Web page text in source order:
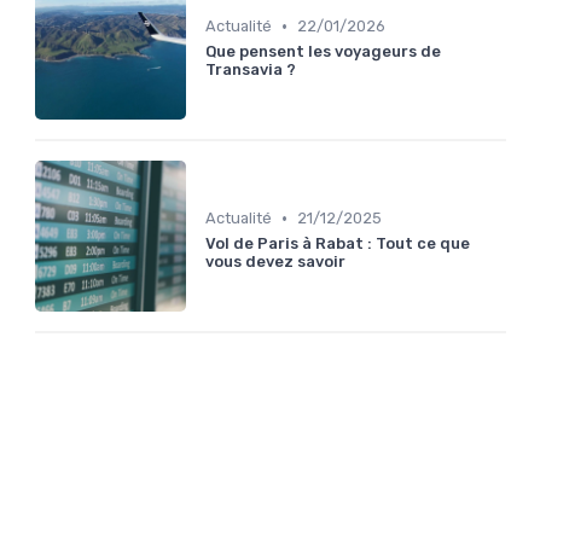
Actualité •
22/01/2026
Que pensent les voyageurs de
Transavia ?
Actualité •
21/12/2025
Vol de Paris à Rabat : Tout ce que
vous devez savoir